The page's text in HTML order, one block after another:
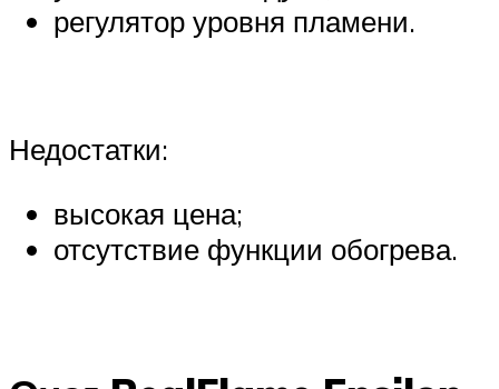
регулятор уровня пламени.
Недостатки:
высокая цена;
отсутствие функции обогрева.